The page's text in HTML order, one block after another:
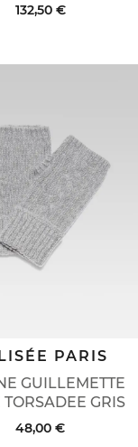
132,50 €
GUILLEMETTE
GRIS
PARIS
48,00 €